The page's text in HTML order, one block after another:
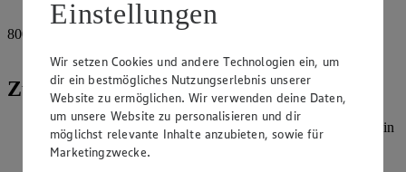
Pfeffer, grob, schwarz
800
Zubereitung
Pilze putzen und in dünne Scheiben schneiden, Schalotte fein
würfeln, Frühlingszwiebeln in Ringe schneiden, dabei das
Grün zurückstellen.
Einstellungen
Wir setzen Cookies und andere Technologien ein, um
dir ein bestmögliches Nutzungserlebnis unserer
Website zu ermöglichen. Wir verwenden deine Daten,
um unsere Website zu personalisieren und dir
möglichst relevante Inhalte anzubieten, sowie für
Marketingzwecke.